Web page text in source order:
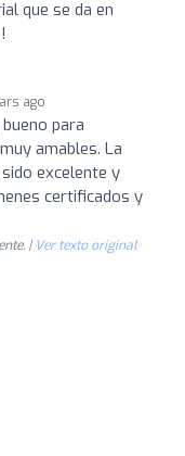
que se da en
ago
para
amables. La
excelente y
certificados y
| Ver texto original